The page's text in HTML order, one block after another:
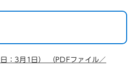
：3月1日） （PDFファイル／